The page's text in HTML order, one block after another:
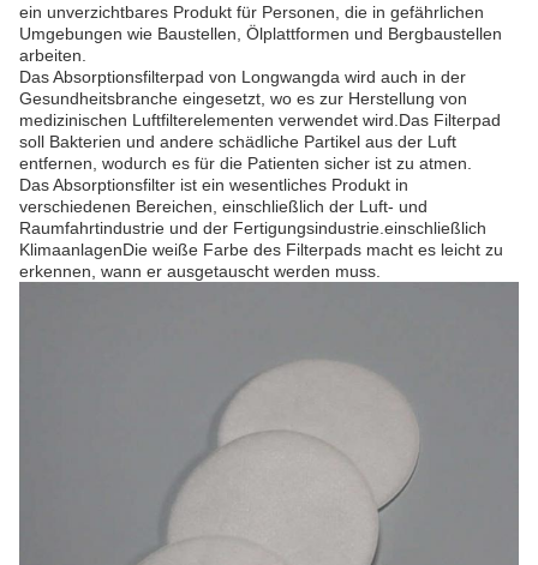
ein unverzichtbares Produkt für Personen, die in gefährlichen
Umgebungen wie Baustellen, Ölplattformen und Bergbaustellen
arbeiten.
Das Absorptionsfilterpad von Longwangda wird auch in der
Gesundheitsbranche eingesetzt, wo es zur Herstellung von
medizinischen Luftfilterelementen verwendet wird.Das Filterpad
soll Bakterien und andere schädliche Partikel aus der Luft
entfernen, wodurch es für die Patienten sicher ist zu atmen.
Das Absorptionsfilter ist ein wesentliches Produkt in
verschiedenen Bereichen, einschließlich der Luft- und
Raumfahrtindustrie und der Fertigungsindustrie.einschließlich
KlimaanlagenDie weiße Farbe des Filterpads macht es leicht zu
erkennen, wann er ausgetauscht werden muss.